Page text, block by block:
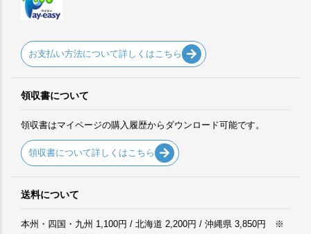
お支払い方法について詳しくはこちら
領収書について
領収書はマイページの購入履歴からダウンロード可能です。
領収書について詳しくはこちら
送料について
本州・四国・九州 1,100円 / 北海道 2,200円 / 沖縄県 3,850円 ※